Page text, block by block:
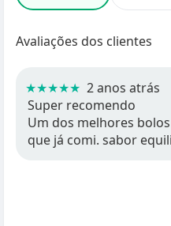
Avaliações dos clientes
★★★★★ 2 anos atrás
Super recomendo
Um dos melhores
que já comi. sabor